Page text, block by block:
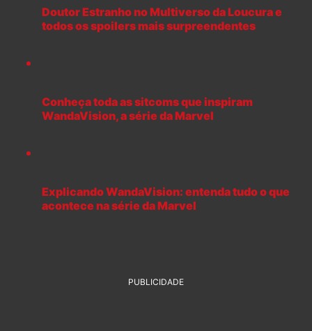
Doutor Estranho no Multiverso da Loucura e
todos os spoilers mais surpreendentes
Conheça toda as sitcoms que inspiram
WandaVision, a série da Marvel
Explicando WandaVision: entenda tudo o que
acontece na série da Marvel
PUBLICIDADE